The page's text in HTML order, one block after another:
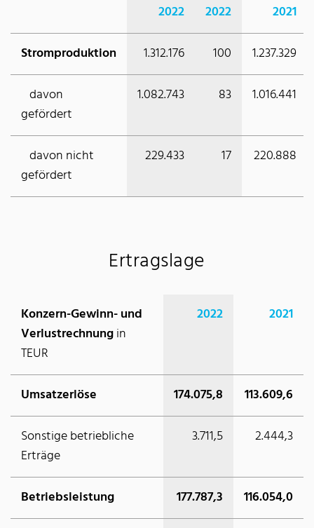
2022
2022
2021
Stromproduktion 1.312.176 100 1.237.329
davon
gefördert
1.082.743 83 1.016.441
davon nicht
gefördert
229.433 17 220.888
Ertragslage
Konzern-Gewinn- und
Verlustrechnungin
TEUR
2022 2021
Umsatzerlöse 174.075,8 113.609,6
Sonstige betriebliche
Erträge
3.711,5 2.444,3
Betriebsleistung 177.787,3 116.054,0